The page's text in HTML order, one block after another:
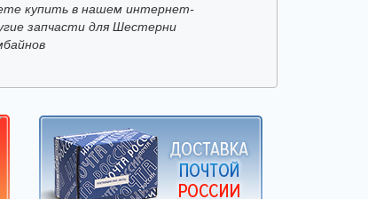
купить в нашем интернет-
запчасти для Шестерни